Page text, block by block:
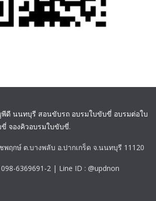
พีดี นนทบุรี สอนขับรถ อบรมใบขับขี่ อบรมต่อใบ
จองคิวอบรมใบขับขี่.
พฤกษ์ ต.บางพลับ อ.ปากเกร็ด จ.นนทบุรี 11120
6369691-2 | Line ID : @updnon